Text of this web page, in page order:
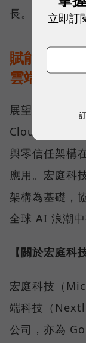
長。
賦能企業
雲端與 AI
展望未來，宏
Cloud 的合作
與零信任架構
應用。宏庭科
架構為基礎，
全球 AI 浪潮中
【關於宏庭科
宏庭科技（
端科技（
公司，亦為
立即訂